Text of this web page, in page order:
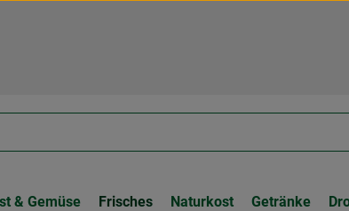
& Gemüse Frisches Naturkost Getränke